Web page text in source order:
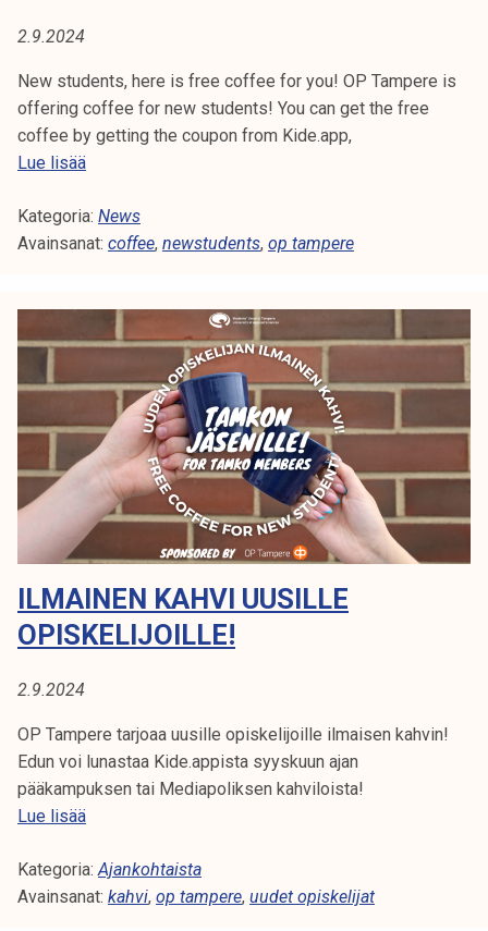
i
k
k
e
a
k
l
u
o
p
s
k
l
i
j
a
u
n
t
O
P
A
P
E
R
E
2.9.2024
New students, here is free coffee for you! OP Tampere is
offering coffee for new students! You can get the free
coffee by getting the coupon from Kide.app,
Lue lisääF
e
e
f
e
f
o
n
e
w
t
u
n
t
s
!
Kategoria: News
Avainsanat: coffee, newstudents, op tampere
ILMAINEN KAHVI UUSILLE
OPISKELIJOILLE!
2.9.2024
OP Tampere tarjoaa uusille opiskelijoille ilmaisen kahvin!
Edun voi lunastaa Kide.appista syyskuun ajan
pääkampuksen tai Mediapoliksen kahviloista!
Lue lisääI
m
a
Kategoria:Ajankohtaista
Avainsanat: kahvi, op tampere, uudet opiskelijat